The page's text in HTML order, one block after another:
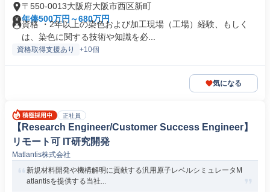
〒550-0013大阪府大阪市西区新町
年俸500万円～680万円
資格 ・2年以上の染色および加工現場（工場）経験、もしく
は、染色に関する技術や知識を必...
資格取得支援あり +10個
気になる
正社員
【Research Engineer/Customer Success Engineer】
リモート可 IT研究開発
Matlantis株式会社
新規材料開発や機構解明に貢献する汎用原子レベルシミュレータM
atlantisを提供する当社...